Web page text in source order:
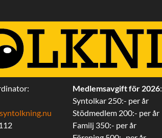
Medlemsavgift för 2026:
Syntolkar 250:- per år
Stödmedlem 200:- per år
Familj 350:- per år